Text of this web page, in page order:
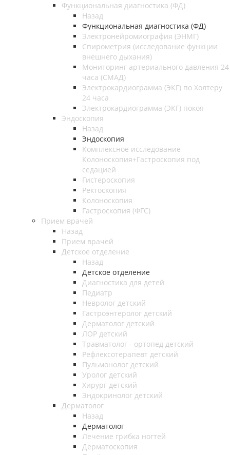
Функциональная диагностика (ФД)
Назад
Функциональная диагностика (ФД)
Электронейромиография (ЭНМГ)
Спирометрия (исследование функции
внешнего дыхания)
Мониторинг артериального давления 24
часа (СМАД)
Электрокардиограмма (ЭКГ) по Холтеру
24 часа
Электрокардиограмма (ЭКГ) покоя
Эндоскопия
Назад
Эндоскопия
Комплексное исследование
Колоноскопия+Гастроскопия под
седацией
Гистероскопия
Ректоскопия
Колоноскопия
Гастроскопия (ФГС)
Прием врачей
Назад
Прием врачей
Детское отделение
Назад
Детское отделение
Диагностика для детей
Педиатр
Невролог детский
Гастроэнтеролог детский
Дерматолог детский
ЛОР детский
Травматолог - ортопед детский
Рефлексотерапевт детский
Пульмонолог детский
Уролог детский
Хирург детский
Эндокринолог детский
Дерматолог
Назад
Дерматолог
Лечение грибка ногтей
Дерматоскопия